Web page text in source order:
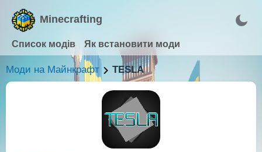
Minecrafting
Список модів Як встановити моди
Моди на Майнкрафт TESLA